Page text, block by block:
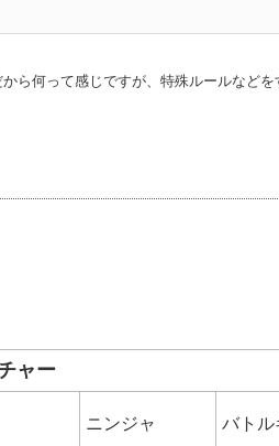
ら何って感じですが、特殊ルールなどを
ャー
ニンジャ バトル